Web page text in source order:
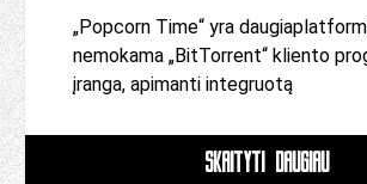
„Popcorn Time“ yra
nemokama „BitTorrent“ kliento
įranga, apimanti integruotą
SKAITYTI DAUGIAU